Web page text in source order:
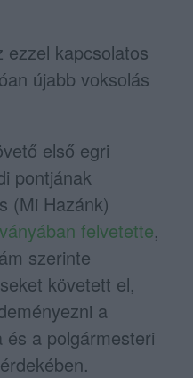
ezzel kapcsolatos
újabb voksolás
első egri
pontjának
(Mi Hazánk)
felvetette,
szerinte
követett el,
a
a polgármesteri